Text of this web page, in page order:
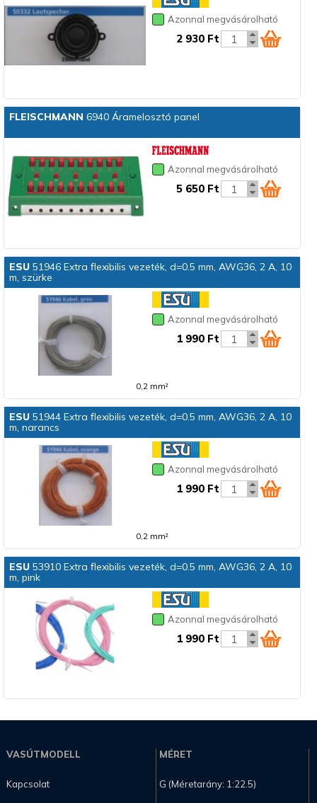
Azonnal megvásárolható
2 930 Ft
FLEISCHMANN 6940 Áramelosztó panel
Azonnal megvásárolható
5 650 Ft
ESU51946 Extra flexibilis vezeték, d=0.5 mm, AWG36, 2 A, 10
m, szürke
Azonnal megvásárolható
1 990 Ft
0,2 mm²
ESU51944 Extra flexibilis vezeték, d=0.5 mm, AWG36, 2 A, 10
m, narancs
Azonnal megvásárolható
1 990 Ft
0,2 mm²
ESU53910 Extra flexibilis vezeték, d=0.5 mm, AWG36, 2 A, 10
m, pink
Azonnal megvásárolható
1 990 Ft
VASÚTMODELL
Kapcsolat
MÉRET
G (Méretarány: 1:22.5)